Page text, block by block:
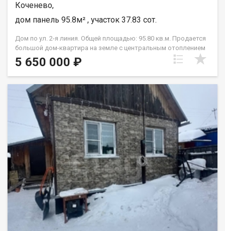
Коченево,
дом панель 95.8м² , участок 37.83 сот.
Дом по ул. 2-я линия. Общей площадью: 95.80 кв.м. Продается
большой дом-квартира на земле с центральным отоплением
для большой , дружной семьи. Есть гараж ,баня ,
хозпостройки ,где можно заниматься подсобным хозяйством-
разведением кроликов ,птиц и других . Выращивание овощей
в большом огороде на 35 сотках. Есть все посадки
-кустарников и ягод. Дом со всеми удобствами -ванная
комната,туалет,большие комнаты. Один собственник.
Документы готовы к сделке. Показываем в любое удобное
для вас время. Возможен обмен на вашу недвижимость.
Возможна продажа в рассрочку. При звонке, пожалуйста,
сообщите номер варианта - JV080541102475.
5 650 000 ₽